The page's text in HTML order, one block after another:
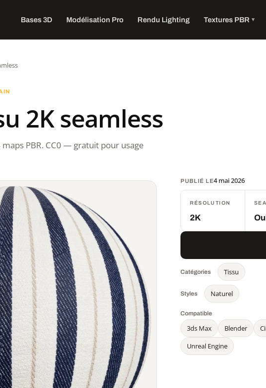
Bases 3D Modélisation Pro Rendu Lighting Textures PBR
2K seamless
PBR. CC0 — gratuit pour usage
PUBLIÉ LE4 mai 2026
RÉSOLUTION
2K
Catégories Tissu
Styles Naturel
Compatible
3ds Max Blender
Unreal Engine